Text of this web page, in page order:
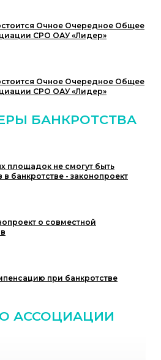
Очное Очередное Общее
СРО ОАУ «Лидер»
Очное Очередное Общее
СРО ОАУ «Лидер»
БАНКРОТСТВА
площадок не смогут быть
банкротстве - законопроект
о совместной
при банкротстве
АССОЦИАЦИИ